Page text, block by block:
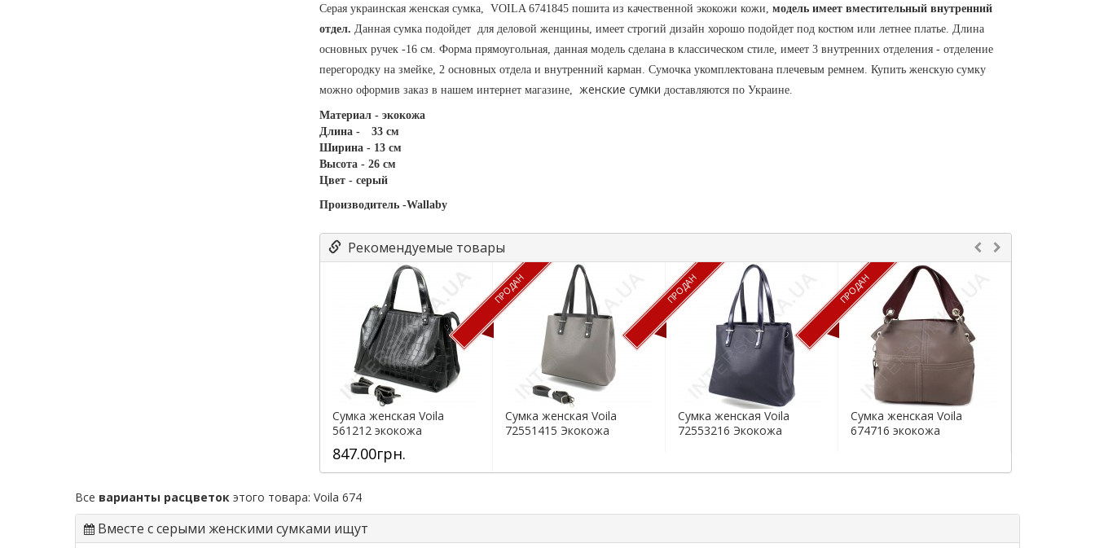
Серая украинская женская сумка, VOILA 6741845 пошита из качественной экокожи кожи, модель имеет вместительный внутренний
отдел. Данная сумка подойдет для деловой женщины, имеет строгий дизайн хорошо подойдет под костюм или летнее платье. Длина
основных ручек -16 см. Форма прямоугольная, данная модель сделана в классическом стиле, имеет 3 внутренних отделения - отделение
перегородку на змейке, 2 основных отдела и внутренний карман. Сумочка укомплектована плечевым ремнем. Купить женскую сумку
можно оформив заказ в нашем интернет магазине, женские сумки доставляются по Украине.
Материал - экокожа
Длина -
33 см
Ширина - 13 см
Высота - 26 см
Цвет - серый
Производитель -Wallaby
Рекомендуемые товары
Сумка женская Voila
561212 экокожа
847.00грн.
ПРОДАН
Сумка женская Voila
72551415 Экокожа
ПРОДАН
Сумка женская Voila
72553216 Экокожа
ПРОДАН
Сумка женская Voila
674716 экокожа
Все варианты расцветок этого товара: Voila 674
Вместе с серыми женскими сумками ищут